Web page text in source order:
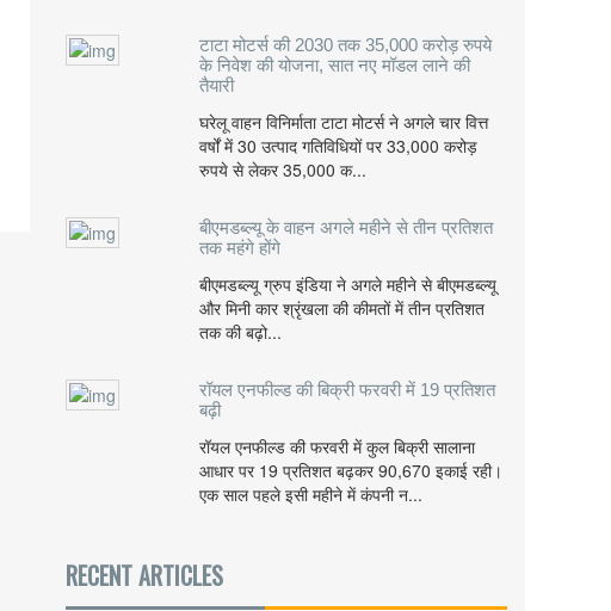
टाटा मोटर्स की 2030 तक 35,000 करोड़ रुपये
के निवेश की योजना, सात नए मॉडल लाने की
तैयारी
घरेलू वाहन विनिर्माता टाटा मोटर्स ने अगले चार वित्त
वर्षों में 30 उत्पाद गतिविधियों पर 33,000 करोड़
रुपये से लेकर 35,000 क...
बीएमडब्ल्यू के वाहन अगले महीने से तीन प्रतिशत
तक महंगे होंगे
बीएमडब्ल्यू ग्रुप इंडिया ने अगले महीने से बीएमडब्ल्यू
और मिनी कार श्रृंखला की कीमतों में तीन प्रतिशत
तक की बढ़ो...
रॉयल एनफील्ड की बिक्री फरवरी में 19 प्रतिशत
बढ़ी
रॉयल एनफील्ड की फरवरी में कुल बिक्री सालाना
आधार पर 19 प्रतिशत बढ़कर 90,670 इकाई रही।
एक साल पहले इसी महीने में कंपनी न...
RECENT ARTICLES